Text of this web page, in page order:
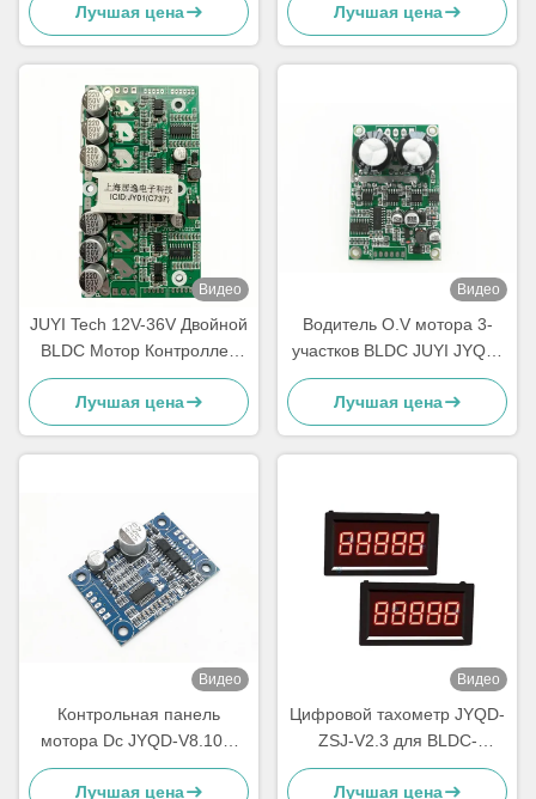
Лучшая цена
Compatibility for 10A Current
Лучшая цена
Видео
JUYI Tech 12V-36V Двойной
BLDC Мотор Контроллер
для двух BLDC Моторов с
тормозной функцией и
PWM Управление
Лучшая цена
Видео
Водитель O.V мотора 3-
участков BLDC JUYI JYQD-
6.5E/предохранение от
PWM L.V частота 1-20KHZ
Лучшая цена
Видео
Контрольная панель
мотора Dc JYQD-V8.10B,
небольшая доска водителя
мотора Bldc размера
Лучшая цена
Видео
Цифровой тахометр JYQD-
ZSJ-V2.3 для BLDC-
двигателей – измеритель
оборотов в минуту (RPM) с
Лучшая цена